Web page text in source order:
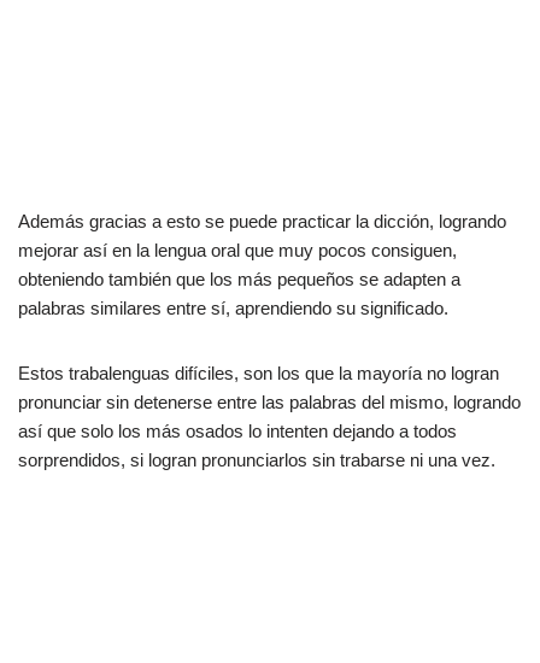
Además gracias a esto se puede practicar la dicción, logrando
mejorar así en la lengua oral que muy pocos consiguen,
obteniendo también que los más pequeños se adapten a
palabras similares entre sí, aprendiendo su significado.
Estos trabalenguas difíciles, son los que la mayoría no logran
pronunciar sin detenerse entre las palabras del mismo, logrando
así que solo los más osados lo intenten dejando a todos
sorprendidos, si logran pronunciarlos sin trabarse ni una vez.